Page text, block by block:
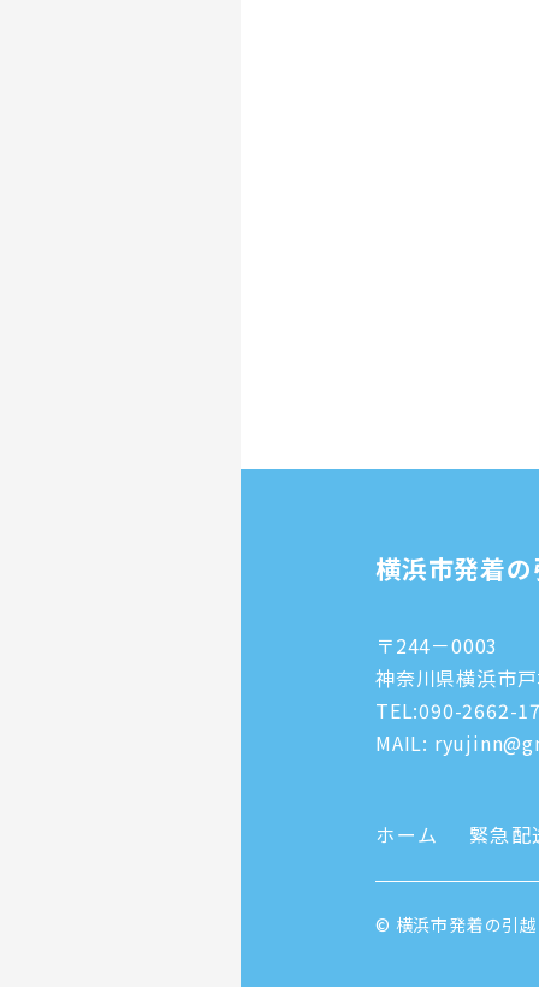
横浜市発着
〒244－0003
神奈川県横浜市
TEL:090-2662-
MAIL:
ホーム 緊急配
© 横浜市発着の引